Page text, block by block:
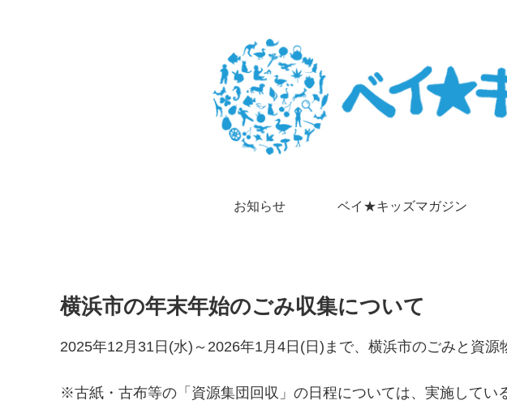
お知らせ ベイ★キッズマガジン
横浜市の年末年始のごみ収集について
2025年12月31日(水)～2026年1月4日(日)まで、横浜市のごみと資源
※古紙・古布等の「資源集団回収」の日程については、実施してい